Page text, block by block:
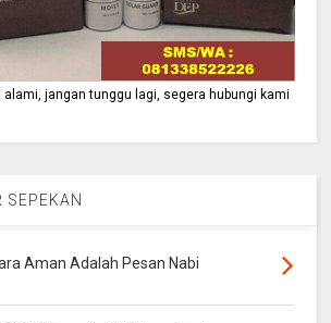
jangan tunggu lagi, segera hubungi kami
SEPEKAN
Aman Adalah Pesan Nabi